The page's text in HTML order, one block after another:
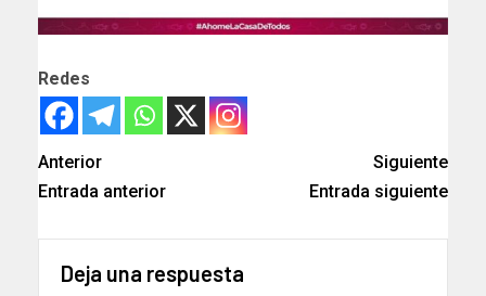
Redes
Anterior
Entrada anterior
Siguiente
Entrada siguiente
Deja una respuesta